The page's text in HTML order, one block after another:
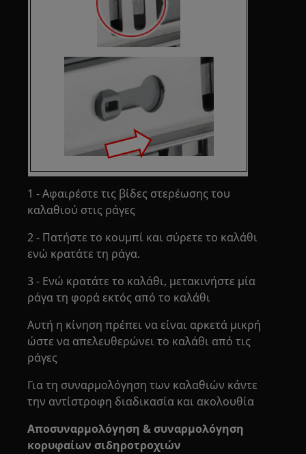
1 - Αφαιρέστε τις βίδες στερέωσης του
καλαθιού στις ράγες
2 - Πατήστε το κουμπί και σύρετε το καλάθι
ενώ κρατάτε τη ράγα.
3 - Ενώ κρατάτε το καλάθι, μετακινήστε μία
ράγα τη φορά εκτός από το καλάθι
Αυτή η κίνηση πρέπει να είναι αρκετά μικρή
ώστε να απελευθερώνει το καλάθι από τις
ράγες
Για τη συναρμολόγηση των καλαθιών κάντε
την αντίστροφη διαδικασία και ακολουθία
Αποσυναρμολόγηση & συναρμολόγηση
κορυφαίων σιδηροτροχιών